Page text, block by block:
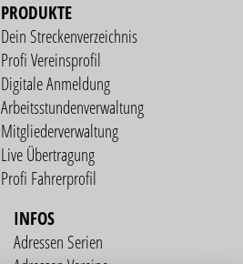
PRODUKTE
Dein Streckenverzeichnis
Profi Vereinsprofil
Digitale Anmeldung
Arbeitsstundenverwaltung
Mitgliederverwaltung
Live Übertragung
Profi Fahrerprofil
INFOS
Adressen Serien